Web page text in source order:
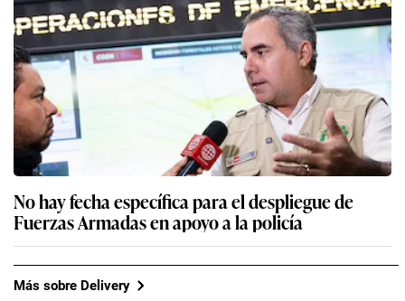
No hay fecha específica para el despliegue de
Fuerzas Armadas en apoyo a la policía
Más sobre Delivery